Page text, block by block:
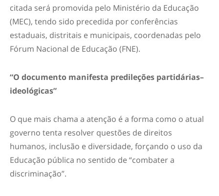
citada será promovida pelo Ministério da Educação
(MEC), tendo sido precedida por conferências
estaduais, distritais e municipais, coordenadas pelo
Fórum Nacional de Educação (FNE).
“O documento manifesta predileções partidárias–
ideológicas”
O que mais chama a atenção é a forma como o atual
governo tenta resolver questões de direitos
humanos, inclusão e diversidade, forçando o uso da
Educação pública no sentido de “combater a
discriminação”.